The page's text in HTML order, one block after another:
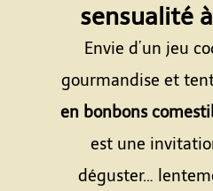
sensualité
Envie d’un jeu
gourmandise et
en bonbons
est une
déguster…